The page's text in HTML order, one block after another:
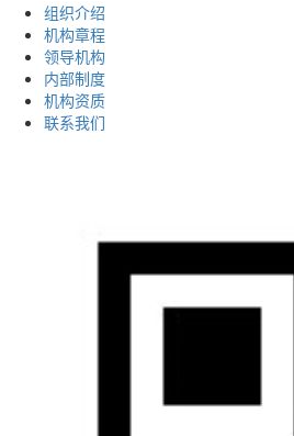
组织介绍
机构章程
领导机构
内部制度
机构资质
联系我们